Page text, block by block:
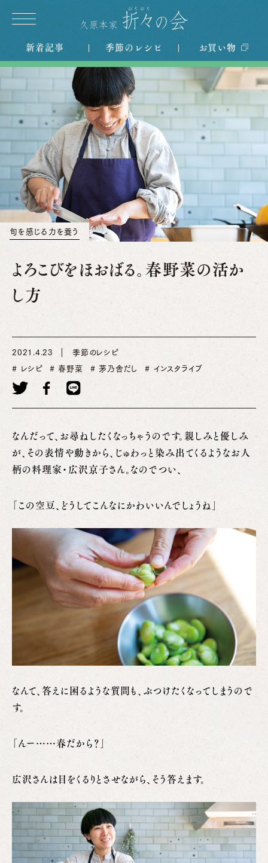
旬を感じる力を養う
よろこびをほおばる。春野菜の活か
し方
2021.4.23 季節のレシピ
レシピ 春野菜 茅乃舎だし インスタライブ
なんだって、お尋ねしたくなっちゃうのです。親しみと優しみ
が、その表情や動きから、じゅわっと染み出てくるようなお人
柄の料理家・広沢京子さん。なのでつい、
「この空豆、どうしてこんなにかわいいんでしょうね」
なんて、答えに困るような質問も、ぶつけたくなってしまうので
す。
「んー……春だから？」
広沢さんは目をくるりとさせながら、そう答えます。
新着記事 季節のレシピ お買い物